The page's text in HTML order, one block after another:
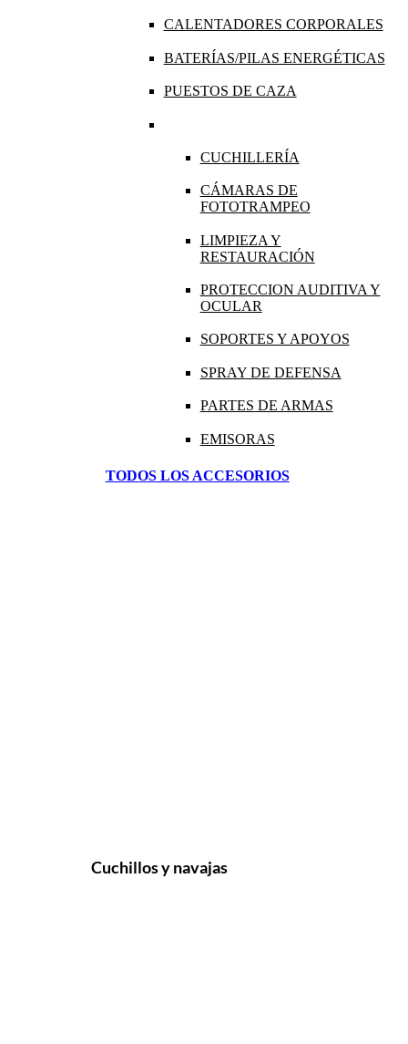
CALENTADORES CORPORALES
BATERÍAS/PILAS ENERGÉTICAS
PUESTOS DE CAZA
CUCHILLERÍA
CÁMARAS DE
FOTOTRAMPEO
LIMPIEZA Y
RESTAURACIÓN
PROTECCION AUDITIVA Y
OCULAR
SOPORTES Y APOYOS
SPRAY DE DEFENSA
PARTES DE ARMAS
EMISORAS
TODOS LOS ACCESORIOS
Cuchillos y navajas